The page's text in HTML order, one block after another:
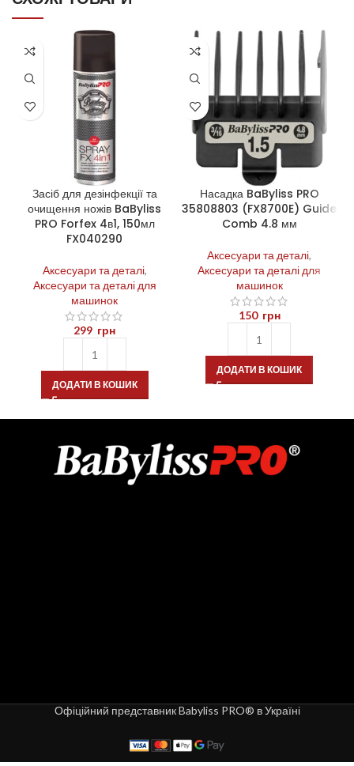
Засіб для дезінфекції та
очищення ножів BaByliss
PRO Forfex 4в1, 150мл
FX040290
Аксесуари та деталі,
Аксесуари та деталі для
машинок
299 грн
ДОДАТИ В КОШИК
Насадка BaByliss PRO
35808803 (FX8700E) Guide
Comb 4.8 мм
Аксесуари та деталі,
Аксесуари та деталі для
машинок
150 грн
ДОДАТИ В КОШИК
Офіційний представник Babyliss PRO® в Україні
Запаска сітка